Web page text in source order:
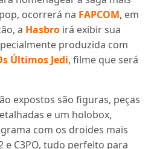
ocorrerá na FAPCOM, em
a Hasbro irá exibir sua
produzida com
Últimos Jedi, filme que será
expostos são figuras, peças
e um holobox,
com os droides mais
e C3PO, tudo perfeito para